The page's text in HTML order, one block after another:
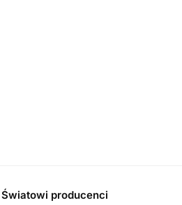
Światowi producenci